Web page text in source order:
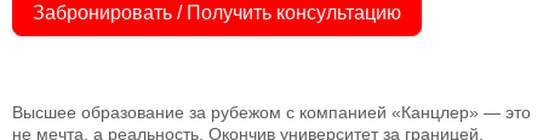
Забронировать / Получить консультацию
Высшее образование за рубежом с компанией «Канцлер» — это
не мечта, а реальность. Окончив университет за границей,